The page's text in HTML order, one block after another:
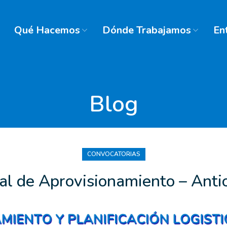
Qué Hacemos Dónde Trabajamos
Blog
CONVOCATORIAS
de Aprovisionamiento –